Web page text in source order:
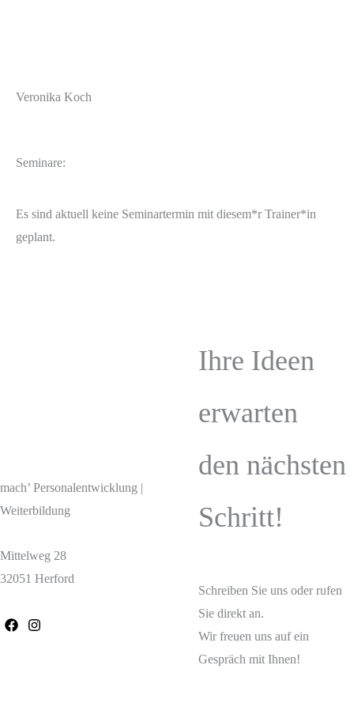
Veronika Koch
Seminare:
Es sind aktuell keine Seminartermin mit diesem*r Trainer*in
geplant.
mach’ Personalentwicklung |
Weiterbildung
Mittelweg 28
32051 Herford
Ihre Ideen
erwarten
den nächsten
Schritt!
Schreiben Sie uns oder rufen
Sie direkt an.
Wir freuen uns auf ein
Gespräch mit Ihnen!